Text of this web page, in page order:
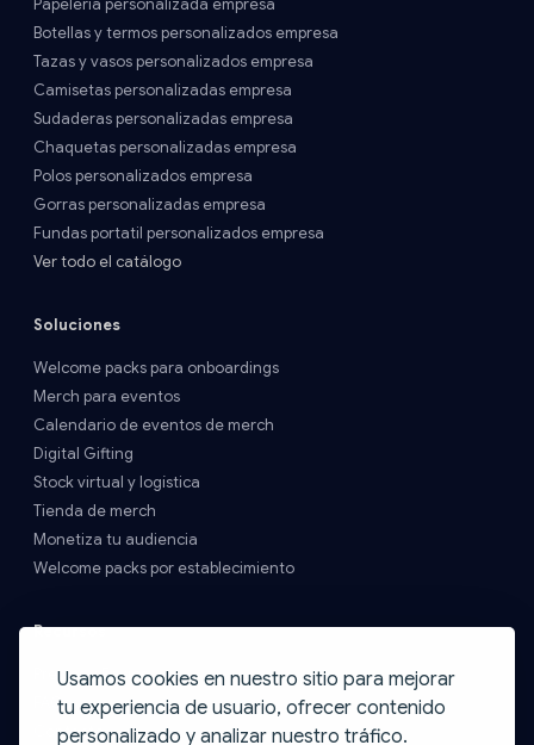
Usamos cookies en nuestro sitio para mejorar
tu experiencia de usuario, ofrecer contenido
personalizado y analizar nuestro tráfico.
Papelería personalizada empresa
Botellas y termos personalizados empresa
Tazas y vasos personalizados empresa
Camisetas personalizadas empresa
Sudaderas personalizadas empresa
Chaquetas personalizadas empresa
Polos personalizados empresa
Gorras personalizadas empresa
Fundas portatil personalizados empresa
Ver todo el catálogo
Soluciones
Welcome packs para onboardings
Merch para eventos
Calendario de eventos de merch
Digital Gifting
Stock virtual y logística
Tienda de merch
Monetiza tu audiencia
Welcome packs por establecimiento
Recursos
Precios y Envíos
FAQs
Contacto